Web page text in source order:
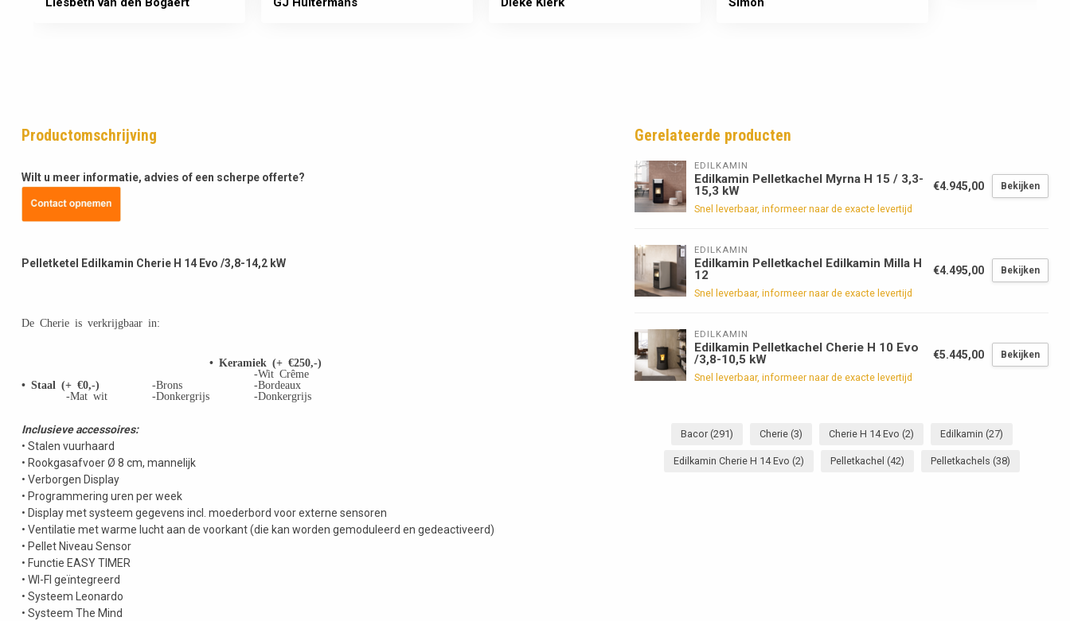
Productomschrijving
Wilt u meer informatie, advies of een scherpe offerte?
Pelletketel Edilkamin Cherie H 14 Evo /3,8-14,2 kW
De Cherie is verkrijgbaar in:
• Staal (+ €0,-)
-Mat wit
-Brons
-Donkergrijs
• Keramiek (+ €250,-)
-Wit Crême
-Bordeaux
-Donkergrijs
Inclusieve accessoires:
• Stalen vuurhaard
• Rookgasafvoer Ø 8 cm, mannelijk
• Verborgen Display
• Programmering uren per week
• Display met systeem gegevens incl. moederbord voor externe sensoren
• Ventilatie met warme lucht aan de voorkant (die kan worden gemoduleerd en gedeactiveerd)
• Pellet Niveau Sensor
• Functie EASY TIMER
• WI-FI geïntegreerd
• Systeem Leonardo
• Systeem The Mind
Gerelateerde producten
EDILKAMIN
Edilkamin Pelletkachel Myrna H 15 / 3,3-
15,3 kW
Snel leverbaar, informeer naar de exacte levertijd
€4.945,00 Bekijken
EDILKAMIN
Edilkamin Pelletkachel Edilkamin Milla H
12
Snel leverbaar, informeer naar de exacte levertijd
€4.495,00 Bekijken
EDILKAMIN
Edilkamin Pelletkachel Cherie H 10 Evo
/3,8-10,5 kW
Snel leverbaar, informeer naar de exacte levertijd
€5.445,00 Bekijken
Bacor (291) Cherie (3) Cherie H 14 Evo (2) Edilkamin (27)
Edilkamin Cherie H 14 Evo (2) Pelletkachel (42) Pelletkachels (38)